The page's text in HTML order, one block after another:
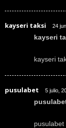
kayseri taksi 24
kayseri
kayseri
pusulabet 5 julio,
pusulabet